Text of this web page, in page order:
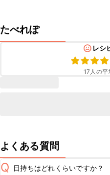
たべれぽ
レシ
17 人の
よくある質問
Q 日持ちはどれくらいですか？